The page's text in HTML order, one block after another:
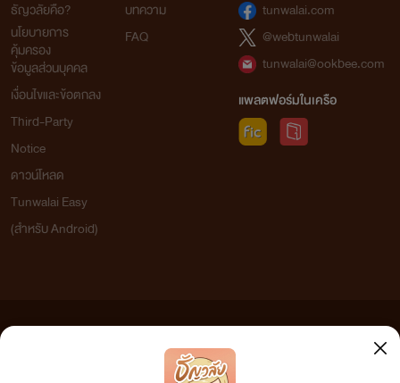
ธัญวลัยคือ?
นโยบายการ
คุ้มครอง
ข้อมูลส่วนบุคคล
เงื่อนไขและข้อตกลง
Third-Party
Notice
ดาวน์โหลด
Tunwalai Easy
(สำหรับ Android)
บทความ
FAQ
tunwalai.com
@webtunwalai
tunwalai@ookbee.com
แพลตฟอร์มในเครือ
เว็บไซต์แห่งนี้ไม่ได้เห็นด้วยและไม่ขอรับผิดชอบต่อข้อความใดๆ ทั้งสิ้น ดังนั้นผู้อ่านทุกท่านโปรดใช้
วิจารณญาณในการกลั่นกรองด้วยตนเอง และหากท่านพบข้อความใดๆ ที่ขัดต่อกฎหมายและศีลธรรม